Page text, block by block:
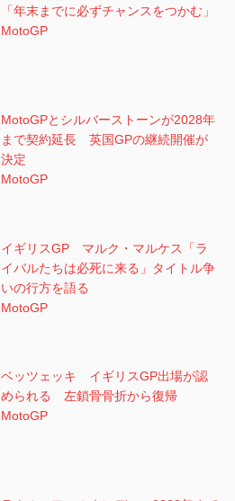
「年末までに必ずチャンスをつかむ」
MotoGP
MotoGPとシルバーストーンが2028年
まで契約延長 英国GPの継続開催が
決定
MotoGP
イギリスGP マルク・マルケス「ラ
イバルたちは必死に来る」タイトル争
いの行方を語る
MotoGP
ベッツェッキ イギリスGP出場が認
められる 左鎖骨骨折から復帰
MotoGP